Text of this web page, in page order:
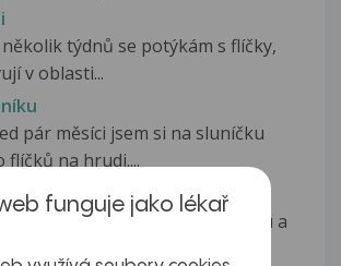
týdnů se potýkám s flíčky,
v oblasti...
pár měsíci jsem si na sluníčku
flíčků na hrudi....
jse mi takové flíčky na jazyku a
být, jestli...
funguje jako lékař